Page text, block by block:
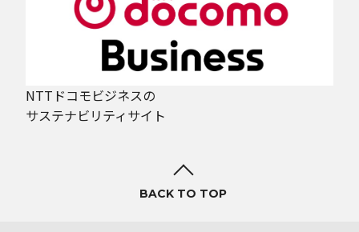
NTTドコモビジネスの
サステナビリティサイト
BACK TO TOP